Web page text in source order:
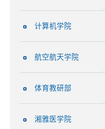
计算机学院
航空航天学院
体育教研部
湘雅医学院